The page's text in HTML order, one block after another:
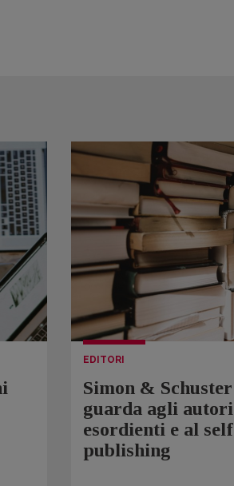
EDITORI
Simon & Schuster
guarda agli autori
esordienti e al self
publishing